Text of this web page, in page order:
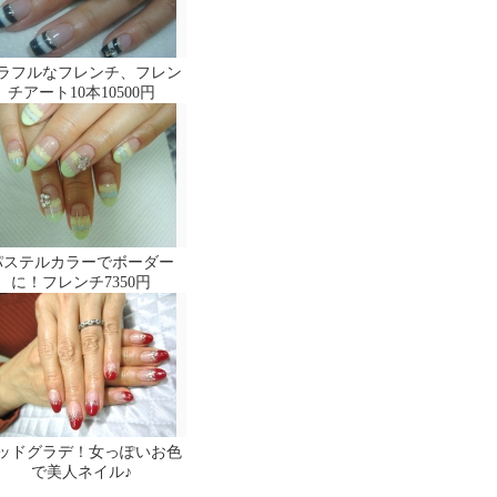
フルなフレンチ、フレン
チアート10本10500円
ステルカラーでボーダー
に！フレンチ7350円
ドグラデ！女っぽいお色
で美人ネイル♪